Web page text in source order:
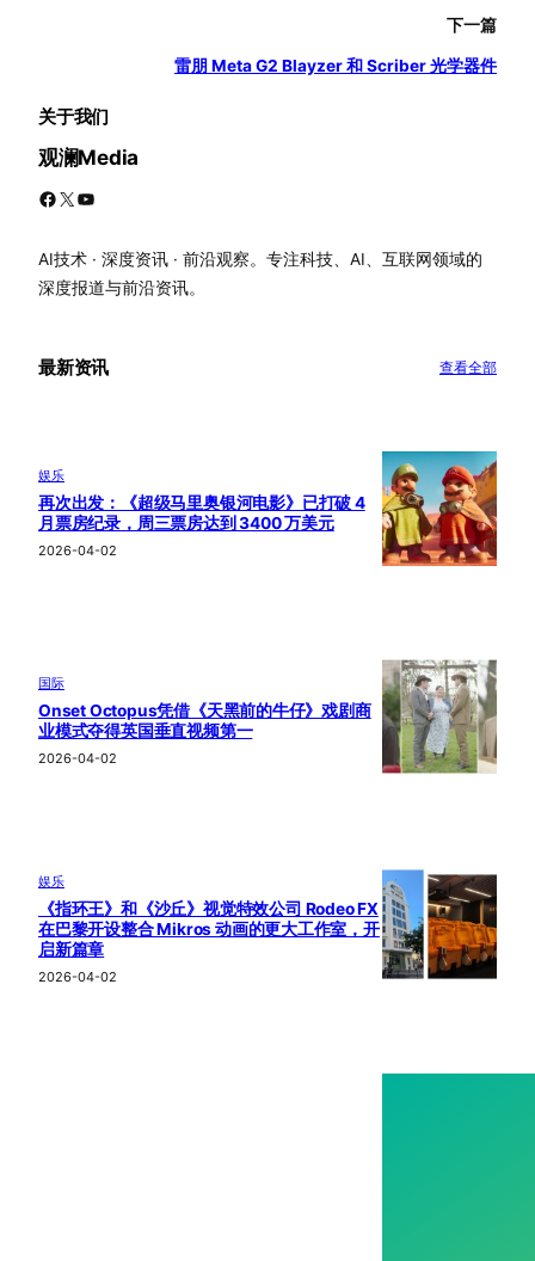
下一篇
雷朋 Meta G2 Blayzer 和 Scriber 光学器件
关于我们
观澜Media
Facebook X YouTube
AI技术 · 深度资讯 · 前沿观察。专注科技、AI、互联网领域的
深度报道与前沿资讯。
最新资讯 查看全部
娱乐
再次出发：《超级马里奥银河电影》已打破 4
月票房纪录，周三票房达到 3400 万美元
2026-04-02
国际
Onset Octopus凭借《天黑前的牛仔》戏剧商
业模式夺得英国垂直视频第一
2026-04-02
娱乐
《指环王》和《沙丘》视觉特效公司 Rodeo FX
在巴黎开设整合 Mikros 动画的更大工作室，开
启新篇章
2026-04-02